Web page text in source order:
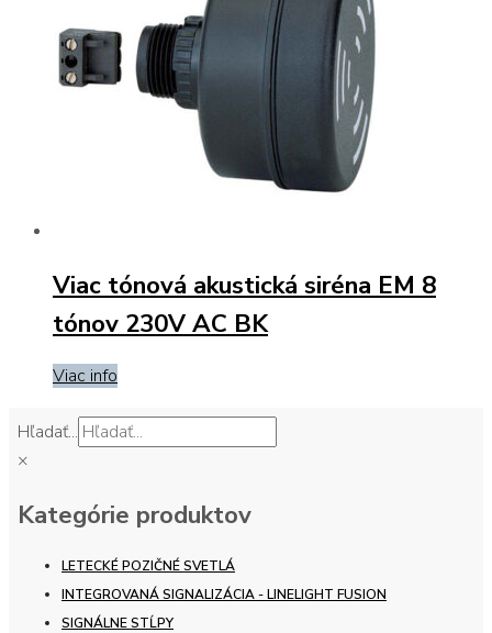
Viac tónová akustická siréna EM 8
tónov 230V AC BK
Viac info
Hľadať...
×
Kategórie produktov
LETECKÉ POZIČNÉ SVETLÁ
INTEGROVANÁ SIGNALIZÁCIA - LINELIGHT FUSION
SIGNÁLNE STĹPY